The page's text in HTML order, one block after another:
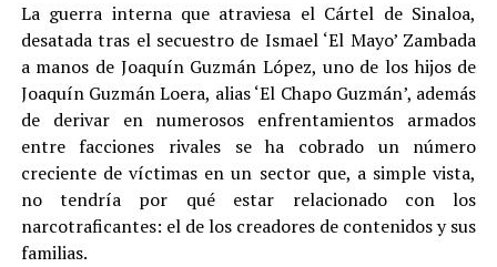
La guerra interna que atraviesa el Cártel de Sinaloa,
desatada tras el secuestro de Ismael ‘El Mayo’ Zambada
a manos de Joaquín Guzmán López, uno de los hijos de
Joaquín Guzmán Loera, alias ‘El Chapo Guzmán’, además
de derivar en numerosos enfrentamientos armados
entre facciones rivales se ha cobrado un número
creciente de víctimas en un sector que, a simple vista,
no tendría por qué estar relacionado con los
narcotraficantes: el de los creadores de contenidos y sus
familias.